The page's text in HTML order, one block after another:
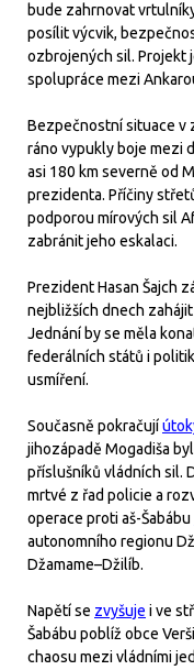
bude zahrnovat
posílit výcvik,
ozbrojených sil. Projekt
spolupráce mezi
Bezpečnostní situace v
ráno vypukly boje mezi
asi 180 km severně od
prezidenta. Příčiny
podporou mírových sil
zabránit jeho eskalaci.
Prezident Hasan Šajch
nejbližších dnech
Jednání by se měla
federálních států i
usmíření.
Současně pokračují
jihozápadě Mogadiša
příslušníků vládních sil.
mrtvé z řad policie a
operace proti aš-Šabábu
autonomního regionu
Džamame–Džilíb.
Napětí se zvyšuje i ve
Šabábu poblíž obce
chaosu mezi vládními